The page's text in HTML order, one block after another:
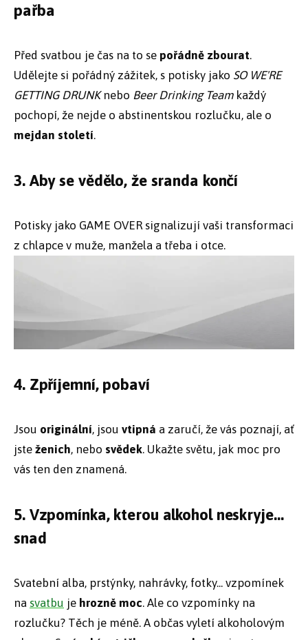
pařba
Před svatbou je čas na to se pořádně zbourat.
Udělejte si pořádný zážitek, s potisky jako SO WE'RE
GETTING DRUNKnebo Beer Drinking Teamkaždý
pochopí, že nejde o abstinentskou rozlučku, ale o
mejdan století.
3. Aby se vědělo, že sranda končí
Potisky jako GAME OVER signalizují vaši transformaci
z chlapce v muže, manžela a třeba i otce.
4. Zpříjemní, pobaví
Jsou originální, jsou vtipná a zaručí, že vás poznají, ať
jste ženich, nebo svědek. Ukažte světu, jak moc pro
vás ten den znamená.
5. Vzpomínka, kterou alkohol neskryje...
snad
Svatební alba, prstýnky, nahrávky, fotky... vzpomínek
na svatbu je hrozně moc. Ale co vzpomínky na
rozlučku? Těch je méně. A občas vyletí alkoholovým